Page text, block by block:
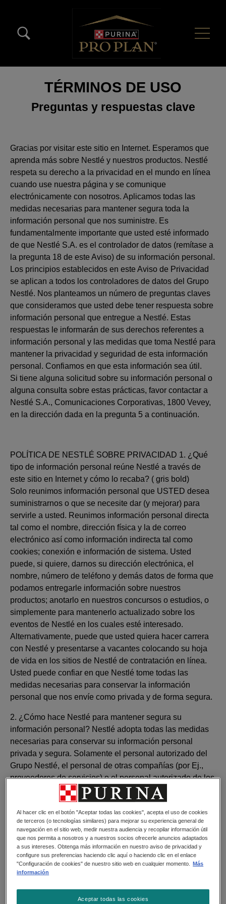
TÉRMINOS DE USO
Preguntas y respuestas clave
Gracias por visitar este sitio en Internet. Esperamos que
aprenda más sobre Nestlé y nuestros productos. Nestlé
respeta su derecho a la privacidad en el mundo en línea
cuando use nuestra página y se comunique
electrónicamente con nosotros. Aplicamos todas las
medidas necesarias para mantener segura toda la
información personal que nos suministre. Es
fundamentalmente importante que usted esté informado
de que Nestlé S.A. es el controlador de datos (remítase a
la pregunta 18 de este Aviso) de su información personal.
Los principios establecidos en este Aviso de Privacidad
se aplican a todos los controladores de datos del Grupo
Nestlé. Nos planteamos un número de preguntas claves
que consideramos que usted debe tener respuesta sobre
información personal que entregue a Nestlé. Estas
respuestas le informarán de sus derechos referentes a
información personal y las medidas que toma Nestlé para
mantener la privacidad y seguridad de esta información
personal. Confiamos en que esta información sea útil.
Si tiene alguna solicitud sobre su información personal o
alguna consulta sobre estas prácticas, favor contactar a
Nestlé S.A., Comunicaciones Corporativas, 1800 Vevey,
en la dirección dada en la pregunta 5 a continuación.
POLÍTICA DE NESTLÉ SOBRE PRIVACIDAD 1. ¿Qué
tipo de información personal reúne Nestlé a través de
este sitio en Internet y cómo lo recaba? ( gris bold)
Solo reunimos información personal que USTED desea
suministrarnos o que se necesite dar (y mejorar) para
servirle a usted. Reunimos información personal directa
tal como el nombre, dirección física y la de correo
electrónico así como información indirecta tal como
cookies; conexión e información de sistema. Usted
puede, si quiere, darnos su dirección electrónica, el
nombre, número de teléfono y demás datos de forma que
podamos entregarle información sobre nuestros
productos; anotarlo en nuestros concursos o estudios, o
simplemente para mantenerlo actualizado sobre los
eventos de Nestlé en los cuales esté interesado.
Alternativamente, puede que usted quiera hacer carrera
con Nestlé y presentarse a vacantes colocando su hoja
de vida en los sitios de Nestlé de contratación en línea.
Usted puede confiar en que Nestlé tome todas las
medidas necesarias para conservar la información
personal que nos envíe como privada y de forma segura.
2. ¿Cómo hace Nestlé para mantener segura su
información personal? Nestlé adopta todas las medidas
necesarias para conservar su información personal
privada y segura. Solamente el personal autorizado del
Grupo Nestlé, el personal de otras compañías (por Ej.,
proveedores de servicios) o el personal autorizado de los
socios comerciales (quienes por contrato han acordado
mantener segura toda la información) acceden a su
información personal. Todo el personal de Nestlé que
tiene acceso a su información personal debe adherirse a
la Política de Privacidad del Grupo Nestlé y los
empleados de terceros que accedan a su información
personal han firmado contratos de confidencialidad.
Además, los contratos firmados con compañías terceras
esta información se mantenga segura. Para asegurar la
Al hacer clic en el botón "Aceptar todas las cookies", acepta el uso de cookies
de terceros (o tecnologías similares) para mejorar su experiencia general de
navegación en el sitio web, medir nuestra audiencia y recopilar información útil
que nos permita a nosotros y a nuestros socios ofrecerle anuncios adaptados
a sus intereses. Obtenga más información en nuestro aviso de privacidad y
configure sus preferencias haciendo clic aquí o haciendo clic en el enlace
"Configuración de cookies" de nuestro sitio web en cualquier momento.
Más
información
Aceptar todas las cookies